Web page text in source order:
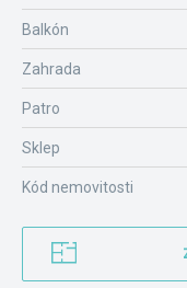
Balkón
Zahrada
Patro
Sklep
Kód nemovitosti